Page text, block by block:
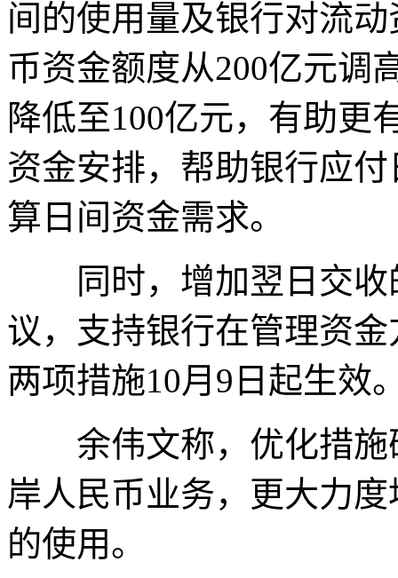
间的使用量及银行对流
币资金额度从200亿元调
降低至100亿元，有助更
资金安排，帮助银行应
算日间资金需求。
同时，增加翌日交收
议，支持银行在管理资
两项措施10月9日起生效
余伟文称，优化措施
岸人民币业务，更大力
的使用。